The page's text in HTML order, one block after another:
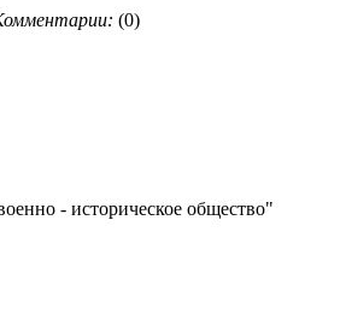
(0)
- историческое общество"